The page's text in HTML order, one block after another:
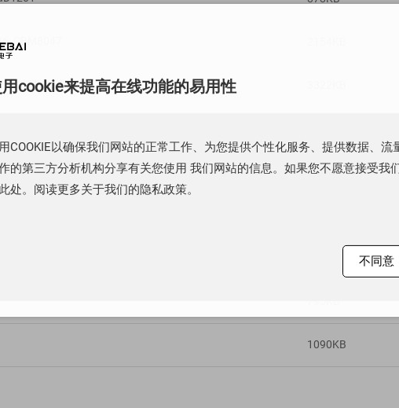
1882KB
1090KB
cookie来提高在线功能的易用性
COOKIE以确保我们网站的正常工作、为您提供个性化服务、提供数据、流
的第三方分析机构分享有关您使用 我们网站的信息。如果您不愿意接受我
处。阅读更多关于我们的隐私政策。
不同意